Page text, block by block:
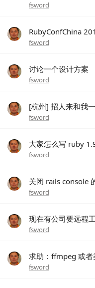
fsword
RubyConfChina
fsword
讨论一个设计方案
fsword
[杭州] 招人来和我
fsword
大家怎么写 ruby
fsword
关闭 rails console
fsword
现在有公司要远程
fsword
求助：ffmpeg 或者
fsword